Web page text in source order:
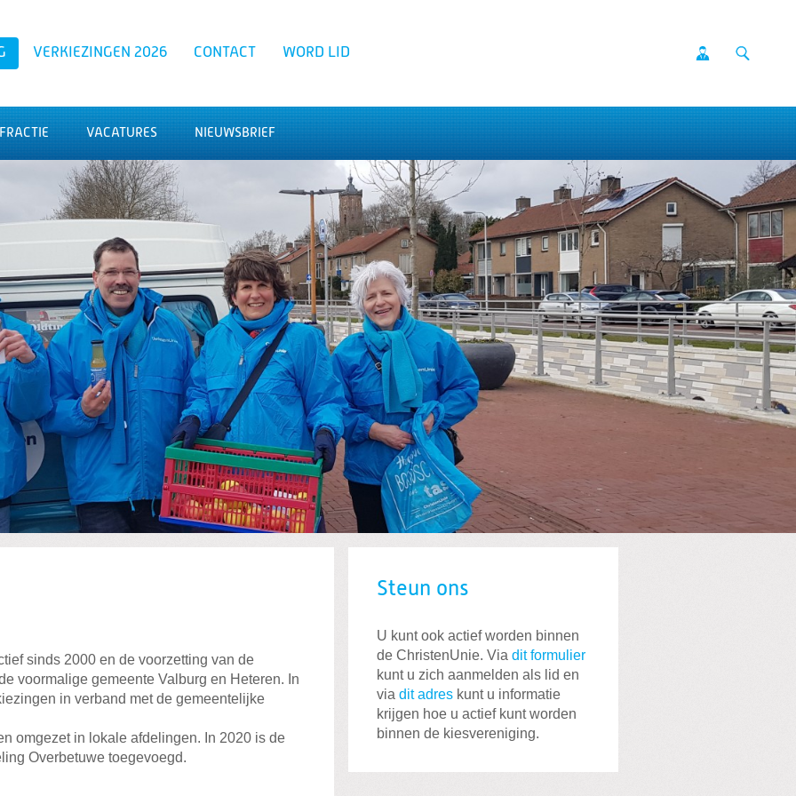
VERKIEZINGEN 2026 CONTACT WORD LID
Zoeken
FRACTIE VACATURES NIEUWSBRIEF
sinds 2000 en de voorzetting van de
voormalige gemeente Valburg en Heteren. In
in verband met de gemeentelijke
omgezet in lokale afdelingen. In 2020 is de
Overbetuwe toegevoegd.
Steun ons
U kunt ook actief worden binnen
de ChristenUnie. Via dit formulier
kunt u zich aanmelden als lid en
via dit adres kunt u informatie
krijgen hoe u actief kunt worden
binnen de kiesvereniging.